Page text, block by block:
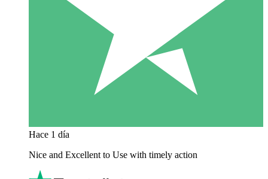
Hace 1 día
Nice and Excellent to Use with timely action